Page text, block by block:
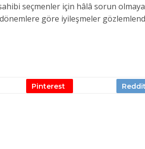
seçmenler için hâlâ sorun
göre iyileşmeler